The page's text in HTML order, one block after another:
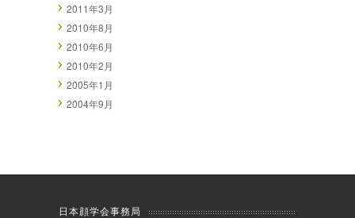
2011年3月
2010年8月
2010年6月
2010年2月
2005年1月
2004年9月
日本顔学会事務局